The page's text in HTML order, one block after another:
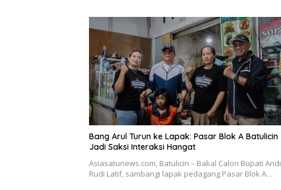
Bang Arul Turun ke Lapak: Pasar Blok A Batulicin
Jadi Saksi Interaksi Hangat
Asiasatunews.com, Batulicin – Bakal Calon Bupati Andi
Rudi Latif, sambangi lapak pedagang Pasar Blok A…